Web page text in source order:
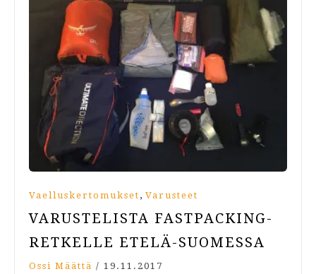
Vaelluskertomukset , Varusteet
VARUSTELISTA FASTPACKING-
RETKELLE ETELÄ-SUOMESSA
Ossi Määttä / 19.11.2017